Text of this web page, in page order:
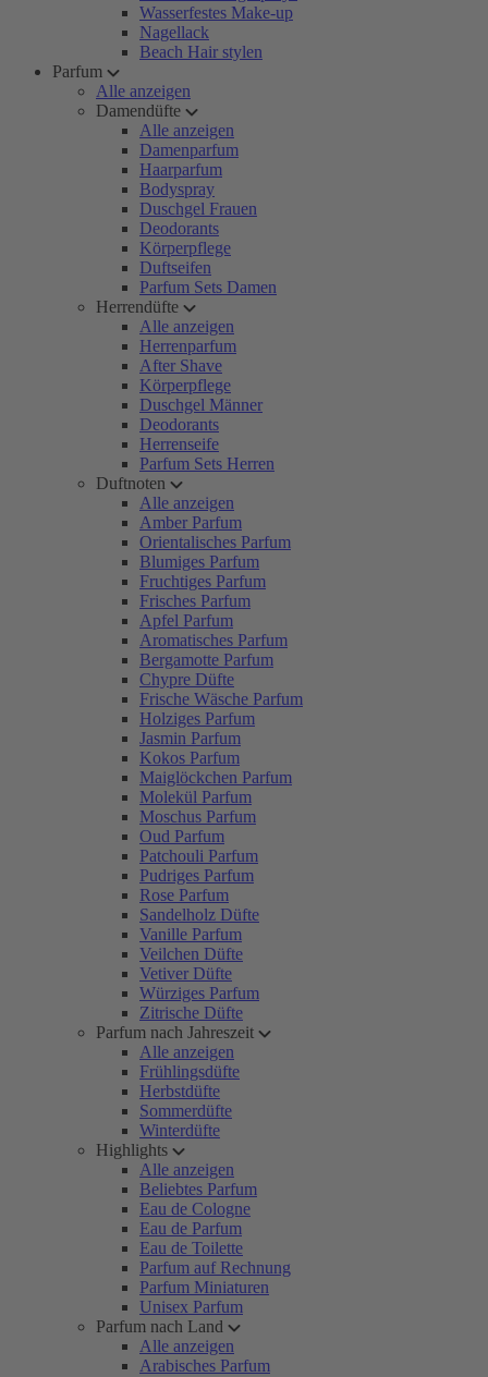
Wasserfestes Make-up
Nagellack
Beach Hair stylen
Parfum
Alle anzeigen
Damendüfte
Alle anzeigen
Damenparfum
Haarparfum
Bodyspray
Duschgel Frauen
Deodorants
Körperpflege
Duftseifen
Parfum Sets Damen
Herrendüfte
Alle anzeigen
Herrenparfum
After Shave
Körperpflege
Duschgel Männer
Deodorants
Herrenseife
Parfum Sets Herren
Duftnoten
Alle anzeigen
Amber Parfum
Orientalisches Parfum
Blumiges Parfum
Fruchtiges Parfum
Frisches Parfum
Apfel Parfum
Aromatisches Parfum
Bergamotte Parfum
Chypre Düfte
Frische Wäsche Parfum
Holziges Parfum
Jasmin Parfum
Kokos Parfum
Maiglöckchen Parfum
Molekül Parfum
Moschus Parfum
Oud Parfum
Patchouli Parfum
Pudriges Parfum
Rose Parfum
Sandelholz Düfte
Vanille Parfum
Veilchen Düfte
Vetiver Düfte
Würziges Parfum
Zitrische Düfte
Parfum nach Jahreszeit
Alle anzeigen
Frühlingsdüfte
Herbstdüfte
Sommerdüfte
Winterdüfte
Highlights
Alle anzeigen
Beliebtes Parfum
Eau de Cologne
Eau de Parfum
Eau de Toilette
Parfum auf Rechnung
Parfum Miniaturen
Unisex Parfum
Parfum nach Land
Alle anzeigen
Arabisches Parfum